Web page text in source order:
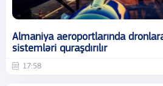
Almaniya aeroportlarında
sistemləri quraşdırılır
17:58